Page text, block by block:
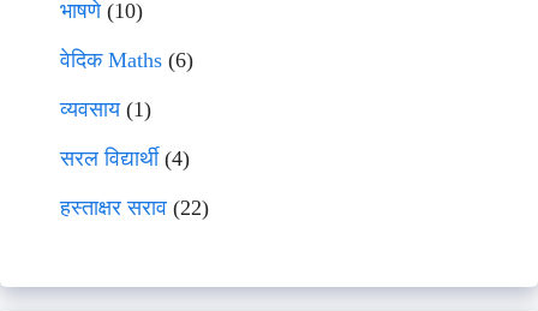
भाषणे(10)
वेदिक Maths (6)
व्यवसाय(1)
सरल विद्यार्थी(4)
हस्ताक्षर सराव (22)